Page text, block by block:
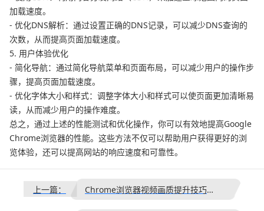
加载速度。
- 优化DNS解析：通过设置正确的DNS记录，可以减少DNS查询的
次数，从而提高页面加载速度。
5. 用户体验优化
- 简化导航：通过简化导航菜单和页面布局，可以减少用户的操作步
骤，提高页面加载速度。
- 优化字体大小和样式：调整字体大小和样式可以使页面更加清晰易
读，从而减少用户的操作难度。
总之，通过上述的性能测试和优化操作，你可以有效地提高Google
Chrome浏览器的性能。这些方法不仅可以帮助用户获得更好的浏
览体验，还可以提高网站的响应速度和可靠性。
上一篇： Chrome浏览器视频画质提升技巧详细教程